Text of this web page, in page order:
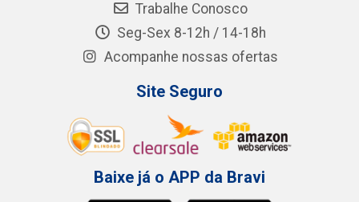
Trabalhe Conosco
Seg-Sex 8-12h / 14-18h
Acompanhe nossas ofertas
Site Seguro
Baixe já o APP da Bravi